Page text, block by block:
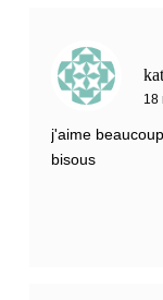
18
j'aime
bisous